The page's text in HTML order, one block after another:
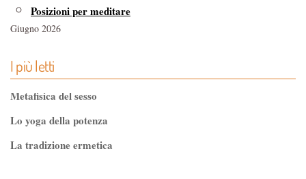
Posizioni per meditare
Giugno 2026
Funghi medicinali, le proprietà della micoterapia
Alimentazione e endometriosi
Aprile 2026
I più letti
Metafisica del sesso
Lo yoga della potenza
La tradizione ermetica